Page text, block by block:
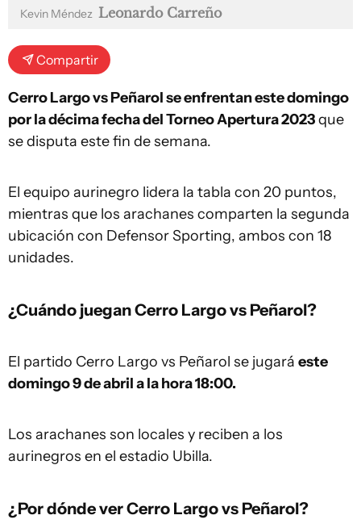
Kevin Méndez Leonardo Carreño
Compartir
Cerro Largo vs Peñarol se enfrentan este domingo
por la décima fecha del Torneo Apertura 2023que
se disputa este fin de semana.
El equipo aurinegro lidera la tabla con 20 puntos,
mientras que los arachanes comparten la segunda
ubicación con Defensor Sporting, ambos con 18
unidades.
¿Cuándo juegan Cerro Largo vs Peñarol?
El partido Cerro Largo vs Peñarol se jugará este
domingo 9 de abril a la hora 18:00.
Los arachanes son locales y reciben a los
aurinegros en el estadio Ubilla.
¿Por dónde ver Cerro Largo vs Peñarol?